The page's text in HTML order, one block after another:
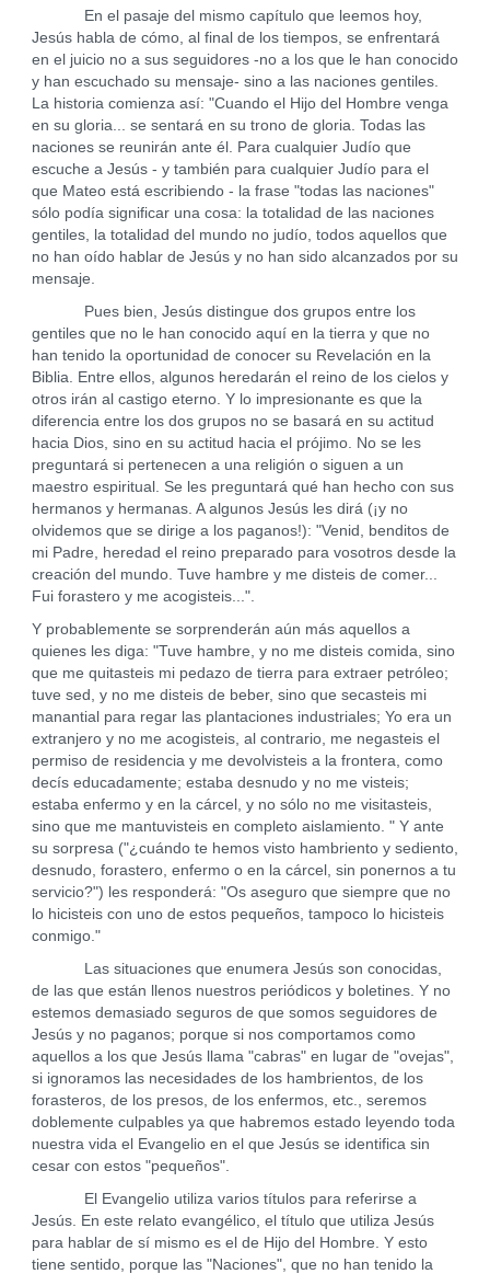
En el pasaje del mismo capítulo que leemos hoy,
Jesús habla de cómo, al final de los tiempos, se enfrentará
en el juicio no a sus seguidores -no a los que le han conocido
y han escuchado su mensaje- sino a las naciones gentiles.
La historia comienza así: "Cuando el Hijo del Hombre venga
en su gloria... se sentará en su trono de gloria. Todas las
naciones se reunirán ante él. Para cualquier Judío que
escuche a Jesús - y también para cualquier Judío para el
que Mateo está escribiendo - la frase "todas las naciones"
sólo podía significar una cosa: la totalidad de las naciones
gentiles, la totalidad del mundo no judío, todos aquellos que
no han oído hablar de Jesús y no han sido alcanzados por su
mensaje.
Pues bien, Jesús distingue dos grupos entre los
gentiles que no le han conocido aquí en la tierra y que no
han tenido la oportunidad de conocer su Revelación en la
Biblia. Entre ellos, algunos heredarán el reino de los cielos y
otros irán al castigo eterno. Y lo impresionante es que la
diferencia entre los dos grupos no se basará en su actitud
hacia Dios, sino en su actitud hacia el prójimo. No se les
preguntará si pertenecen a una religión o siguen a un
maestro espiritual. Se les preguntará qué han hecho con sus
hermanos y hermanas. A algunos Jesús les dirá (¡y no
olvidemos que se dirige a los paganos!): "Venid, benditos de
mi Padre, heredad el reino preparado para vosotros desde la
creación del mundo. Tuve hambre y me disteis de comer...
Fui forastero y me acogisteis...".
Y probablemente se sorprenderán aún más aquellos a
quienes les diga: "Tuve hambre, y no me disteis comida, sino
que me quitasteis mi pedazo de tierra para extraer petróleo;
tuve sed, y no me disteis de beber, sino que secasteis mi
manantial para regar las plantaciones industriales; Yo era un
extranjero y no me acogisteis, al contrario, me negasteis el
permiso de residencia y me devolvisteis a la frontera, como
decís educadamente; estaba desnudo y no me visteis;
estaba enfermo y en la cárcel, y no sólo no me visitasteis,
sino que me mantuvisteis en completo aislamiento. " Y ante
su sorpresa ("¿cuándo te hemos visto hambriento y sediento,
desnudo, forastero, enfermo o en la cárcel, sin ponernos a tu
servicio?") les responderá: "Os aseguro que siempre que no
lo hicisteis con uno de estos pequeños, tampoco lo hicisteis
conmigo."
Las situaciones que enumera Jesús son conocidas,
de las que están llenos nuestros periódicos y boletines. Y no
estemos demasiado seguros de que somos seguidores de
Jesús y no paganos; porque si nos comportamos como
aquellos a los que Jesús llama "cabras" en lugar de "ovejas",
si ignoramos las necesidades de los hambrientos, de los
forasteros, de los presos, de los enfermos, etc., seremos
doblemente culpables ya que habremos estado leyendo toda
nuestra vida el Evangelio en el que Jesús se identifica sin
cesar con estos "pequeños".
El Evangelio utiliza varios títulos para referirse a
Jesús. En este relato evangélico, el título que utiliza Jesús
para hablar de sí mismo es el de Hijo del Hombre. Y esto
tiene sentido, porque las "Naciones", que no han tenido la